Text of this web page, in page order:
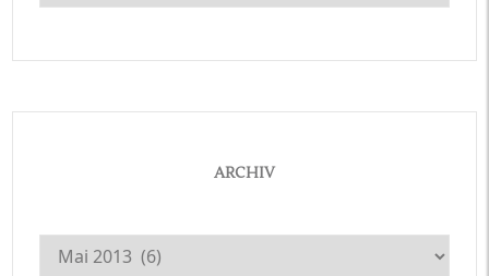
ARCHIV
Archiv